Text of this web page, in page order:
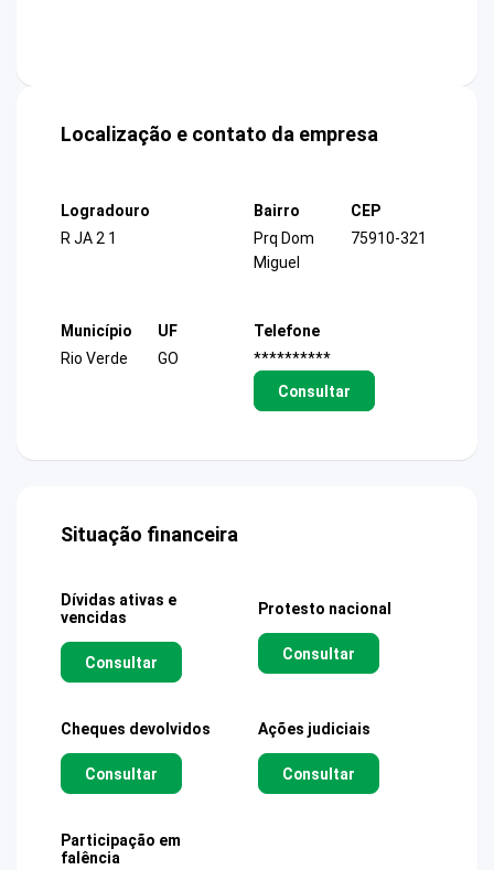
Localização e contato da empresa
Logradouro
R JA 2 1
Bairro
Prq Dom
Miguel
CEP
75910-321
Município
Rio Verde
UF
GO
Telefone
**********
Consultar
Situação financeira
Dívidas ativas e
vencidas
Consultar
Protesto nacional
Consultar
Cheques devolvidos
Consultar
Ações judiciais
Consultar
Participação em
falência